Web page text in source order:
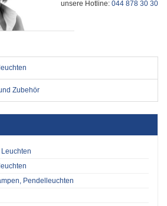
unsere Hotline: 044 878 30 30
Zubehör
Pendelleuchten